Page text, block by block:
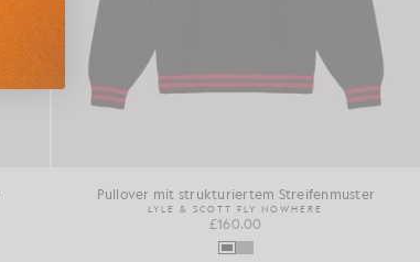
Pullover mit strukturiertem Streifenmuster
LYLE & SCOTT FLY NOWHERE
£160.00